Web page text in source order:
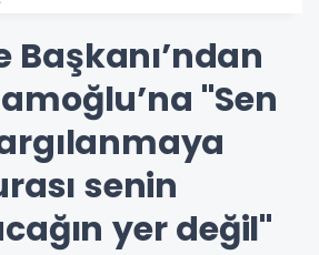
Başkanı’ndan
"Sen
senin
yer değil"